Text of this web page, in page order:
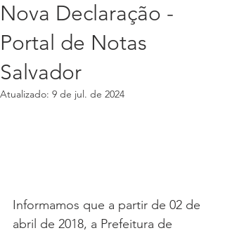
Nova Declaração -
Portal de Notas
Salvador
Atualizado: 9 de jul. de 2024
Informamos que a partir de 02 de
abril de 2018, a Prefeitura de